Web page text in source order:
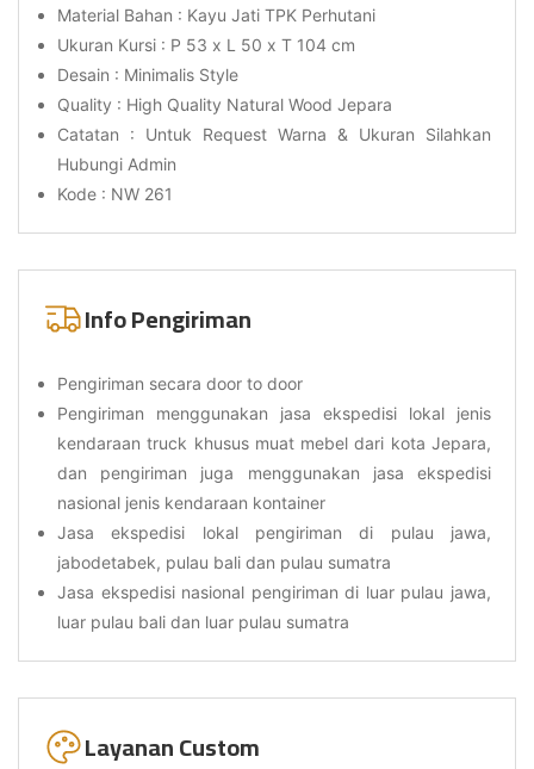
Material Bahan : Kayu Jati TPK Perhutani
Ukuran Kursi : P 53 x L 50 x T 104 cm
Desain : Minimalis Style
Quality : High Quality Natural Wood Jepara
Catatan : Untuk Request Warna & Ukuran Silahkan
Hubungi Admin
Kode : NW 261
Info Pengiriman
Pengiriman secara door to door
Pengiriman menggunakan jasa ekspedisi lokal jenis
kendaraan truck khusus muat mebel dari kota Jepara,
dan pengiriman juga menggunakan jasa ekspedisi
nasional jenis kendaraan kontainer
Jasa ekspedisi lokal pengiriman di pulau jawa,
jabodetabek, pulau bali dan pulau sumatra
Jasa ekspedisi nasional pengiriman di luar pulau jawa,
luar pulau bali dan luar pulau sumatra
Layanan Custom